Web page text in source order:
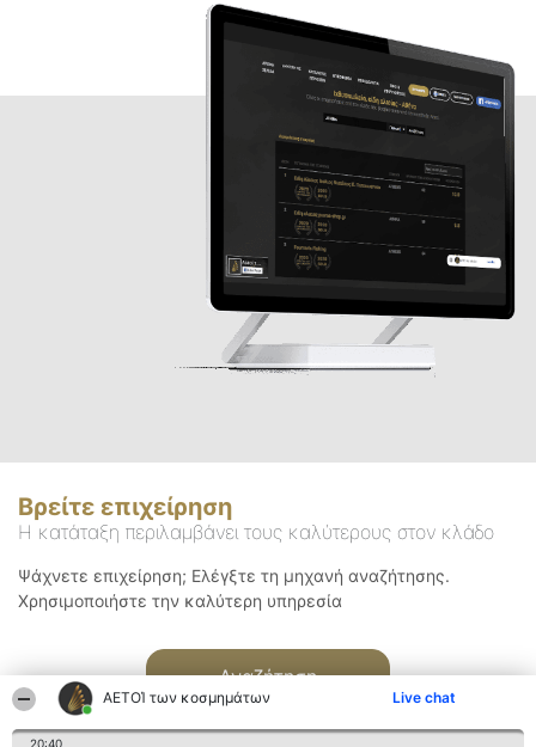
ΑΕΤΟΊ των κοσμημάτων Live chat
20:40
Βρείτε επιχείρηση
Η κατάταξη περιλαμβάνει τους καλύτερους στον κλάδο
Ψάχνετε επιχείρηση; Ελέγξτε τη μηχανή αναζήτησης.
Χρησιμοποιήστε την καλύτερη υπηρεσία
Αναζήτηση